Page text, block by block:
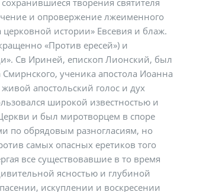
творения святителя
и опровержение лжеименного
церковной истории» Евсевия и блаж.
«Против ересей») и
Св Ириней, епископ Лионский, был
ученика апостола Иоанна
апостольский голос и дух
широкой известностью и
и был миротворцем в споре
по обрядовым разногласиям, но
самых опасных еретиков того
все существовавшие в то время
ясностью и глубиной
искуплении и воскресении